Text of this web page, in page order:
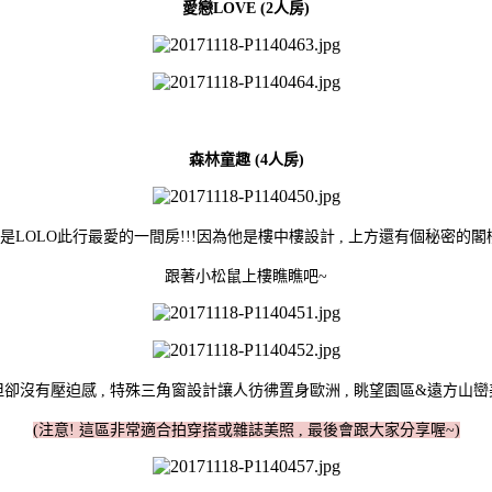
愛戀LOVE (2人房)
森林童趣 (4人房)
LOLO此行最愛的一間房!!!因為他是樓中樓設計 , 上方還有個秘密的閣
跟著小松鼠上樓瞧瞧吧~
卻沒有壓迫感 , 特殊三角窗設計讓人彷彿置身歐洲 , 眺望園區&遠方山
(注意! 這區非常適合拍穿搭或雜誌美照 , 最後會跟大家分享喔~)